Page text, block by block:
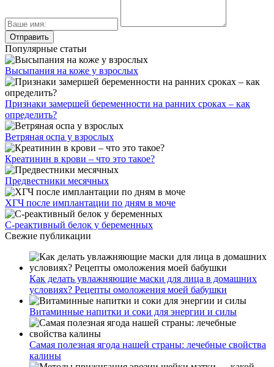
Популярные статьи
Высыпания на коже у взрослых
Признаки замершей беременности на ранних сроках – как
определить?
Ветряная оспа у взрослых
Креатинин в крови – что это такое?
Предвестники месячных
ХГЧ после имплантации по дням в моче
С-реактивный белок у беременных
Свежие публикации
Как делать увлажняющие маски для лица в домашних
условиях? Рецепты омоложения моей бабушки
Витаминные напитки и соки для энергии и силы
Самая полезная ягода нашей страны: лечебные свойства
калины